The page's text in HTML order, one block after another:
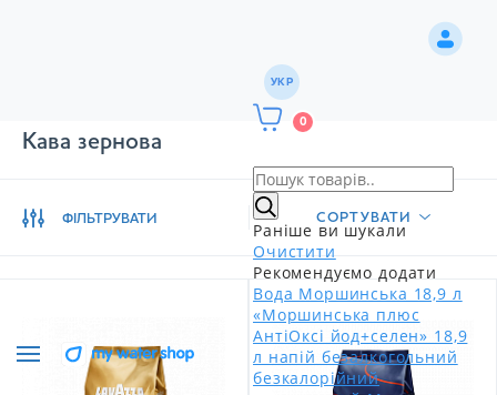
УКР
0
Раніше ви шукали
Очистити
Рекомендуємо додати
Вода Моршинська 18,9 л
«Моршинська плюс
АнтіОксі йод+селен» 18,9
л напій безалкогольний
безкалорійний
Кава зернова
ФІЛЬТРУВАТИ СОРТУВАТИ